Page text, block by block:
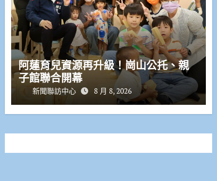
阿蓮育兒資源再升級！崗山公托、親
子館聯合開幕
新聞聯訪中心 8 月 8, 2026